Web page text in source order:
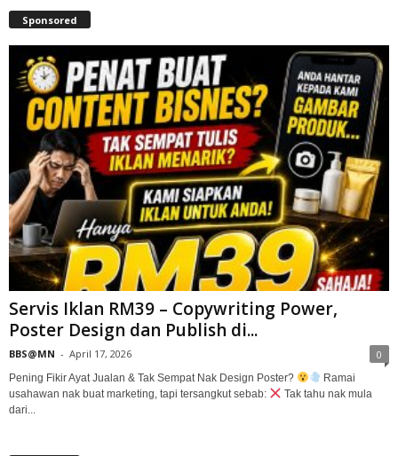
Sponsored
Servis Iklan RM39 – Copywriting Power,
Poster Design dan Publish di...
BBS@MN - April 17, 2026 0
Pening Fikir Ayat Jualan & Tak Sempat Nak Design Poster?
Ramai
usahawan nak buat marketing, tapi tersangkut sebab:
Tak tahu nak mula
dari...